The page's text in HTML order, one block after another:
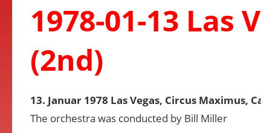
1978-01-13 Las
(2nd)
13. Januar 1978 Las Vegas, Circus Maximus,
The orchestra was conducted by Bill Miller